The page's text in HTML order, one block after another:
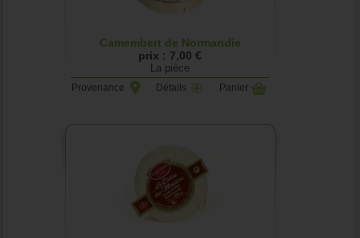
Camembert de Normandie
prix : 7,00 €
La pièce
Provenance Détails Panier